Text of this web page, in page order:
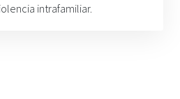
intrafamiliar.